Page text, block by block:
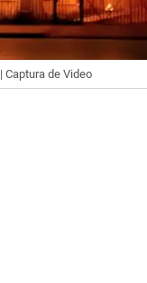
| Captura de Video